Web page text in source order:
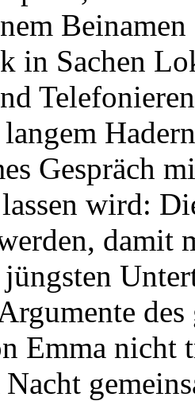
in Sachen
Gespräch
wird:
damit
jüngsten
Emma nicht